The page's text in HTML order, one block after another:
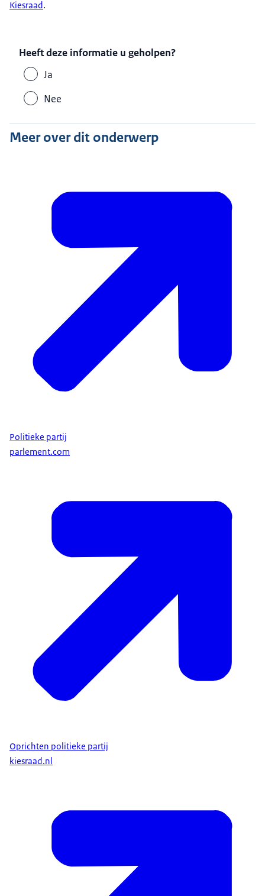
Kiesraad.
Heeft deze informatie u geholpen?
Ja
Nee
Meer over dit onderwerp
Politieke partij
parlement.com
Oprichten politieke partij
kiesraad.nl